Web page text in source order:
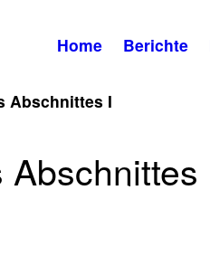
Home Berichte
Abschnittes I
Abschnittes